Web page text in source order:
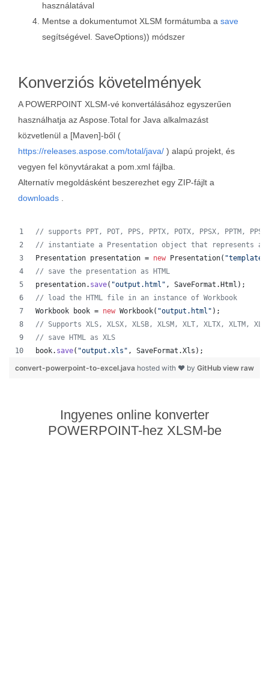
használatával
Mentse a dokumentumot XLSM formátumba a save
segítségével. SaveOptions)) módszer
Konverziós követelmények
A POWERPOINT XLSM-vé konvertálásához egyszerűen
használhatja az Aspose.Total for Java alkalmazást
közvetlenül a [Maven]-ből (
https://releases.aspose.com/total/java/ ) alapú projekt, és
vegyen fel könyvtárakat a pom.xml fájlba.
Alternatív megoldásként beszerezhet egy ZIP-fájlt a
downloads
// supports PPT, POT, PPS, PPTX, POTX, PPSX, PPTM,
// instantiate a Presentation object that represents a
Presentation presentation = new Presentation(
// save the presentation as HTML
presentation. save( "output.html" , SaveFormat . Html );
// load the HTML file in an instance of Workbook
Workbook
book = new Workbook( "output.html" );
// Supports XLS, XLSX, XLSB, XLSM, XLT, XLTX, XLTM,
// save HTML as XLS
book. save( "output.xls" , SaveFormat .Xls );
view raw
convert-powerpoint-to-excel.java hosted with ❤ by GitHub
Ingyenes online konverter
POWERPOINT-hez XLSM-be